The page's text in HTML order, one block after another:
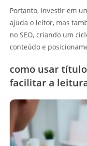
Portanto, investir em
ajuda o leitor, mas
no SEO, criando um
conteúdo e
como usar
facilitar a